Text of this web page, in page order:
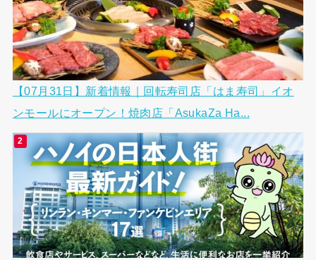
【07月31日】新着情報｜回転寿司店「はま寿司」イオ
ンモールにオープン！焼肉店「AsukaZa Ha...